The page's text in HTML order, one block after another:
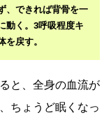
、できれば背骨を一
動く。3呼吸程度キ
戻す。
と、全身の血流が
ちょうど眠くなっ